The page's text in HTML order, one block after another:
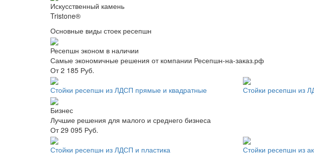
Искусственный камень
Tristone®
Основные виды стоек ресепшн
Ресепшн эконом в наличии
Самые экономичные решения от компании Ресепшн-на-заказ.рф
От 2 185 Руб.
Стойки ресепшн из ЛДСП прямые и квадратные Стойки ресепшн из
Бизнес
Лучшие решения для малого и среднего бизнеса
От 29 095 Руб.
Стойки ресепшн из ЛДСП и пластика Стойки ресепшн из